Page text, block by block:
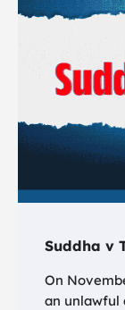
Suddha v
On
an unlawful